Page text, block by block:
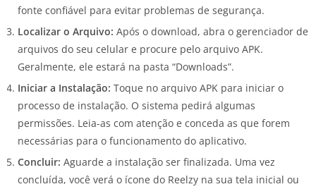
fonte confiável para evitar problemas de segurança.
Localizar o Arquivo: Após o download, abra o gerenciador de
arquivos do seu celular e procure pelo arquivo APK.
Geralmente, ele estará na pasta “Downloads”.
Iniciar a Instalação: Toque no arquivo APK para iniciar o
processo de instalação. O sistema pedirá algumas
permissões. Leia-as com atenção e conceda as que forem
necessárias para o funcionamento do aplicativo.
Concluir: Aguarde a instalação ser finalizada. Uma vez
concluída, você verá o ícone do Reelzy na sua tela inicial ou